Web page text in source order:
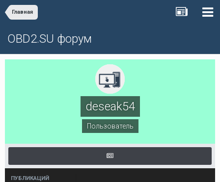
Главная
OBD2.SU форум
deseak54
Пользователь
ПУБЛИКАЦИЙ